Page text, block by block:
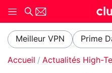
Meilleur VPN Prime
Accueil Actualités High-